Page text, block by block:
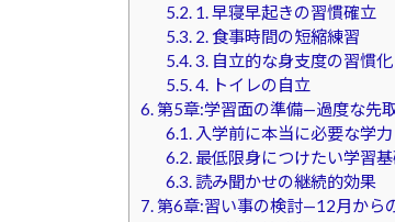
5.2.1. 早寝早起きの習慣確立
5.3.2. 食事時間の短縮練習
5.4.3. 自立的な身支度の習慣化
5.5.4. トイレの自立
6.第5章:学習面の準備—過度な先
6.1.入学前に本当に必要な学
6.2.最低限身につけたい学習
6.3.読み聞かせの継続的効果
7.第6章:習い事の検討—12月から